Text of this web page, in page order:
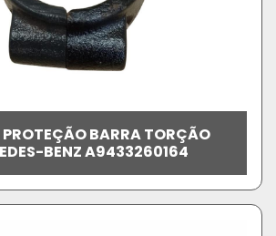
BARRA TORÇÃO
BENZ A9433260164